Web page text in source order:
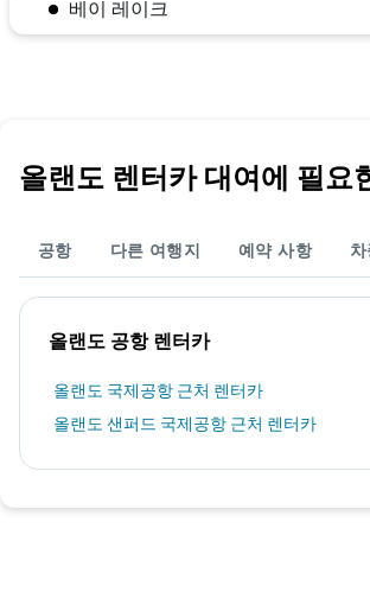
베이 레이크
올랜도 렌터카 대여에 필요
공항 다른 여행지 예약 사항
올랜도 공항 렌터카
올랜도 국제공항 근처 렌터카
올랜도 샌퍼드 국제공항 근처 렌터카